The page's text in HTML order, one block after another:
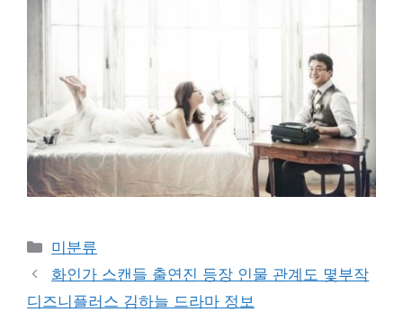
Categories
미분류
화인가 스캔들 출연진 등장 인물 관계도 몇부작
디즈니플러스 김하늘 드라마 정보